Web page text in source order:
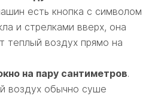
есть кнопка с символом
и стрелками вверх, она
теплый воздух прямо на
на пару сантиметров.
воздух обычно суше